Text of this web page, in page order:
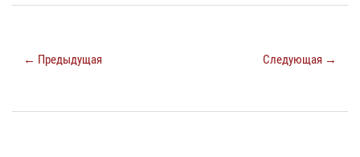
← Предыдущая Следующая →